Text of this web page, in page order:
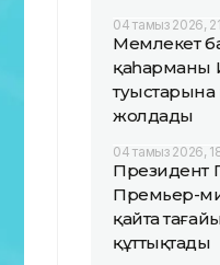
04 тамыз 2026,
Мемлекет
қаһарманы
туыстарына
жолдады
04 тамыз 2026,
Премьер-
қайта
құттықтады